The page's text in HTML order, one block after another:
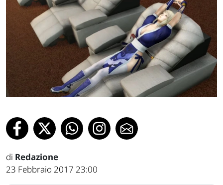
di Redazione
23 Febbraio 2017 23:00